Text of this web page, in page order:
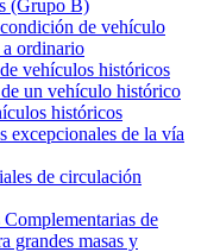
(Grupo B)
de vehículo
ordinario
vehículos históricos
un vehículo histórico
históricos
excepcionales de la vía
de circulación
de
grandes masas y